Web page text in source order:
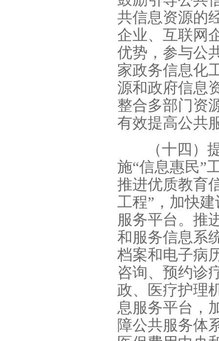
共信息资源的
企业、互联网
优势，参与公
家政务信息化
源和政府信息
整合多部门资
有效提高公共
（十四）
施“信息惠民”
推进优质教育
工程”，加快
服务平台。推
和服务信息系
档案和电子病
咨询、预约诊
政、医疗护理
息服务平台，
障公共服务体